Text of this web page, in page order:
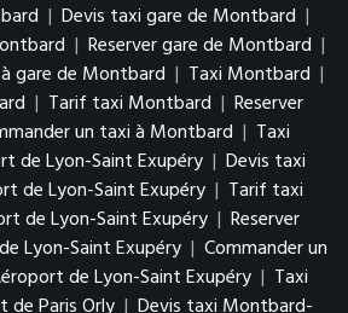
| Devis taxi gare de Montbard |
| Reserver gare de Montbard |
gare de Montbard | Taxi Montbard |
| Tarif taxi Montbard | Reserver
un taxi à Montbard | Taxi
de Lyon-Saint Exupéry | Devis taxi
de Lyon-Saint Exupéry | Tarif taxi
de Lyon-Saint Exupéry | Reserver
Lyon-Saint Exupéry | Commander un
de Lyon-Saint Exupéry | Taxi